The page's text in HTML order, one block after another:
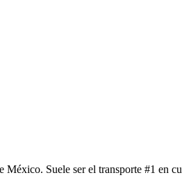
Suele ser el transporte #1 en